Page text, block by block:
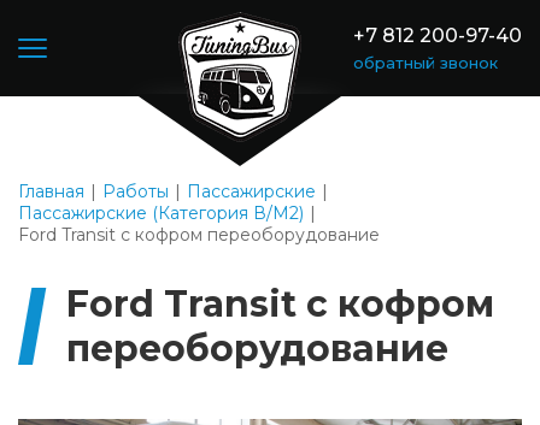
+7 812 200-97-40
обратный звонок
Главная Работы
Пассажирские
Пассажирские (Категория В/М2)
Ford Transit с кофром переоборудование
Ford Transit с кофром
переоборудование